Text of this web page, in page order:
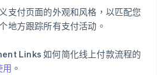
支付页面的外观和风格，以匹配您
地方跟踪所有支付活动。
Links 如何简化线上付款流程的
用 。